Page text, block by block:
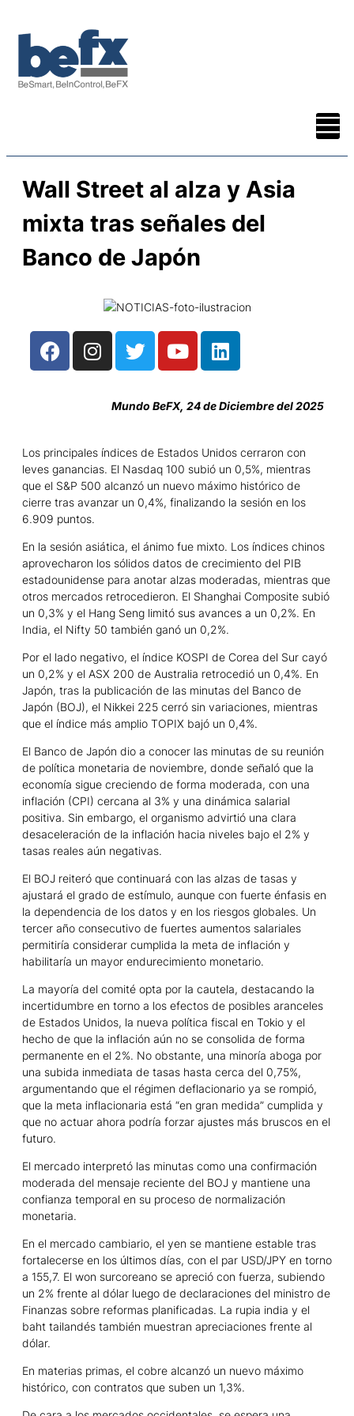
Wall Street al alza y Asia
mixta tras señales del
Banco de Japón
Mundo BeFX, 24 de Diciembre del 2025
Los principales índices de Estados Unidos cerraron con
leves ganancias. El Nasdaq 100 subió un 0,5%, mientras
que el S&P 500 alcanzó un nuevo máximo histórico de
cierre tras avanzar un 0,4%, finalizando la sesión en los
6.909 puntos.
En la sesión asiática, el ánimo fue mixto. Los índices chinos
aprovecharon los sólidos datos de crecimiento del PIB
estadounidense para anotar alzas moderadas, mientras que
otros mercados retrocedieron. El Shanghai Composite subió
un 0,3% y el Hang Seng limitó sus avances a un 0,2%. En
India, el Nifty 50 también ganó un 0,2%.
Por el lado negativo, el índice KOSPI de Corea del Sur cayó
un 0,2% y el ASX 200 de Australia retrocedió un 0,4%. En
Japón, tras la publicación de las minutas del Banco de
Japón (BOJ), el Nikkei 225 cerró sin variaciones, mientras
que el índice más amplio TOPIX bajó un 0,4%.
El Banco de Japón dio a conocer las minutas de su reunión
de política monetaria de noviembre, donde señaló que la
economía sigue creciendo de forma moderada, con una
inflación (CPI) cercana al 3% y una dinámica salarial
positiva. Sin embargo, el organismo advirtió una clara
desaceleración de la inflación hacia niveles bajo el 2% y
tasas reales aún negativas.
El BOJ reiteró que continuará con las alzas de tasas y
ajustará el grado de estímulo, aunque con fuerte énfasis en
la dependencia de los datos y en los riesgos globales. Un
tercer año consecutivo de fuertes aumentos salariales
permitiría considerar cumplida la meta de inflación y
habilitaría un mayor endurecimiento monetario.
La mayoría del comité opta por la cautela, destacando la
incertidumbre en torno a los efectos de posibles aranceles
de Estados Unidos, la nueva política fiscal en Tokio y el
hecho de que la inflación aún no se consolida de forma
permanente en el 2%. No obstante, una minoría aboga por
una subida inmediata de tasas hasta cerca del 0,75%,
argumentando que el régimen deflacionario ya se rompió,
que la meta inflacionaria está “en gran medida” cumplida y
que no actuar ahora podría forzar ajustes más bruscos en el
futuro.
El mercado interpretó las minutas como una confirmación
moderada del mensaje reciente del BOJ y mantiene una
confianza temporal en su proceso de normalización
monetaria.
En el mercado cambiario, el yen se mantiene estable tras
fortalecerse en los últimos días, con el par USD/JPY en torno
a 155,7. El won surcoreano se apreció con fuerza, subiendo
un 2% frente al dólar luego de declaraciones del ministro de
Finanzas sobre reformas planificadas. La rupia india y el
baht tailandés también muestran apreciaciones frente al
dólar.
En materias primas, el cobre alcanzó un nuevo máximo
histórico, con contratos que suben un 1,3%.